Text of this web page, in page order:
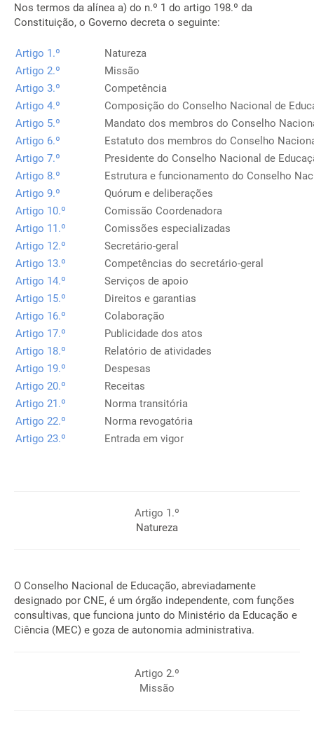
Nos termos da alínea a) do n.º 1 do artigo 198.º da
Constituição, o Governo decreta o seguinte:
Artigo 1.º
Natureza
Artigo 2.º
Missão
Artigo 3.º
Competência
Artigo 4.º
Composição do Conselho Nacional de
Artigo 5.º
Mandato dos membros do Conselho
Artigo 6.º
Estatuto dos membros do Conselho
Artigo 7.º
Presidente do Conselho Nacional de
Artigo 8.º
Estrutura e funcionamento do Conselho
Artigo 9.º
Quórum e deliberações
Artigo 10.º
Comissão Coordenadora
Artigo 11.º
Comissões especializadas
Artigo 12.º
Secretário-geral
Artigo 13.º
Competências do secretário-geral
Artigo 14.º
Serviços de apoio
Artigo 15.º
Direitos e garantias
Artigo 16.º
Colaboração
Artigo 17.º
Publicidade dos atos
Artigo 18.º
Relatório de atividades
Artigo 19.º
Despesas
Artigo 20.º
Receitas
Artigo 21.º
Norma transitória
Artigo 22.º
Norma revogatória
Artigo 23.º
Entrada em vigor
Artigo 1.º
Natureza
O Conselho Nacional de Educação, abreviadamente
designado por CNE, é um órgão independente, com funções
consultivas, que funciona junto do Ministério da Educação e
Ciência (MEC) e goza de autonomia administrativa.
Artigo 2.º
Missão